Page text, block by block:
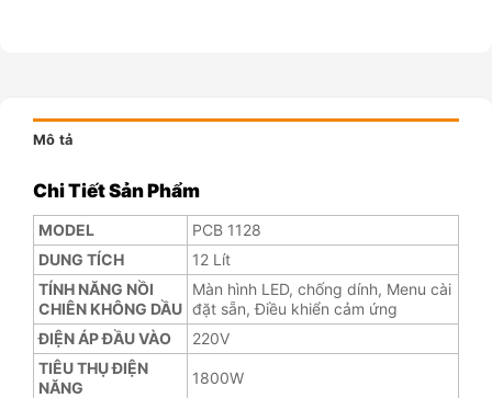
Mô tả
Chi Tiết Sản Phẩm
MODEL
PCB 1128
DUNG TÍCH
12 Lít
TÍNH NĂNG NỒI
CHIÊN KHÔNG DẦU
Màn hình LED, chống dính, Menu cài
đặt sẵn, Điều khiển cảm ứng
ĐIỆN ÁP ĐẦU VÀO
220V
TIÊU THỤ ĐIỆN
NĂNG
1800W